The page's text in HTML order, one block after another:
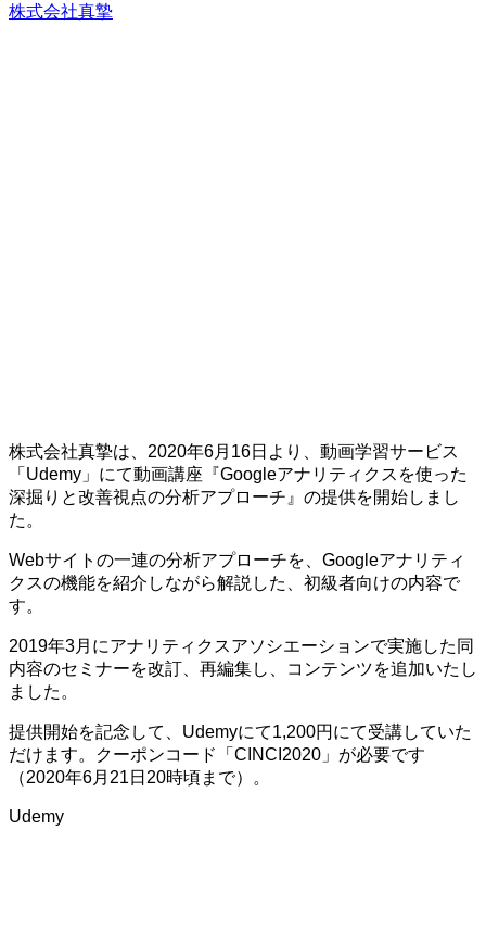
株式会社真摯
株式会社真摯は、2020年6月16日より、動画学習サービス
「Udemy」にて動画講座『Googleアナリティクスを使った
深掘りと改善視点の分析アプローチ』の提供を開始しまし
た。
Webサイトの一連の分析アプローチを、Googleアナリティ
クスの機能を紹介しながら解説した、初級者向けの内容で
す。
2019年3月にアナリティクスアソシエーションで実施した同
内容のセミナーを改訂、再編集し、コンテンツを追加いたし
ました。
提供開始を記念して、Udemyにて1,200円にて受講していた
だけます。クーポンコード「CINCI2020」が必要です
（2020年6月21日20時頃まで）。
Udemy